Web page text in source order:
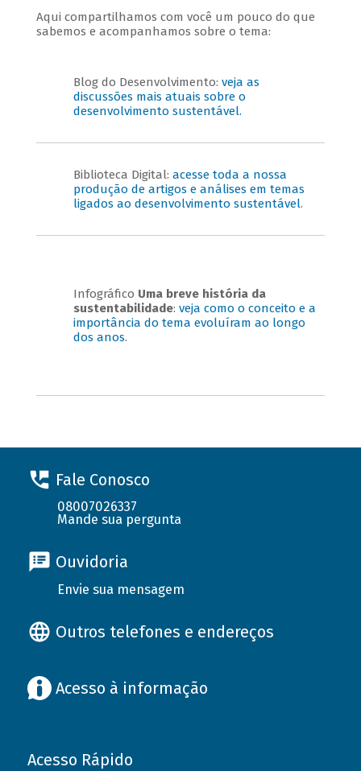
Aqui compartilhamos com você um pouco do que
sabemos e acompanhamos sobre o tema:
Blog do Desenvolvimento: veja as
discussões mais atuais sobre o
desenvolvimento sustentável.
Biblioteca Digital: acesse toda a nossa
produção de artigos e análises em temas
ligados ao desenvolvimento sustentável.
Infográfico Uma breve história da
sustentabilidade: veja como o conceito e a
importância do tema evoluíram ao longo
dos anos.
Fale Conosco
08007026337
Mande sua pergunta
Ouvidoria
Envie sua mensagem
Outros telefones e endereços
Acesso à informação
Acesso Rápido